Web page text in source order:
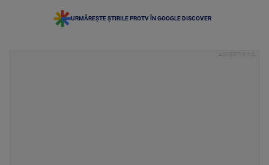
URMĂREȘTE ȘTIRILE PROTV ÎN GOOGLE DISCOVER